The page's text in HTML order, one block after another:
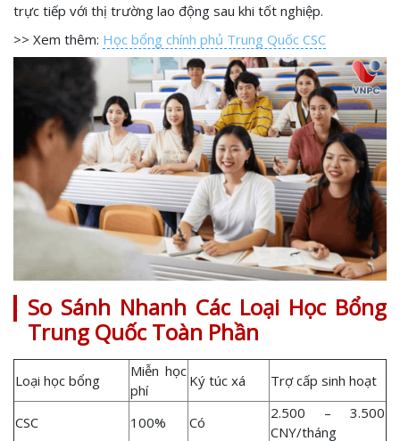
trực tiếp với thị trường lao động sau khi tốt nghiệp.
>> Xem thêm: Học bổng chính phủ Trung Quốc CSC
So Sánh Nhanh Các Loại Học Bổng
Trung Quốc Toàn Phần
Loại học bổng
Miễn học
phí
Ký túc xá Trợ cấp sinh hoạt
CSC 100% Có
2.500 – 3.500
CNY/tháng